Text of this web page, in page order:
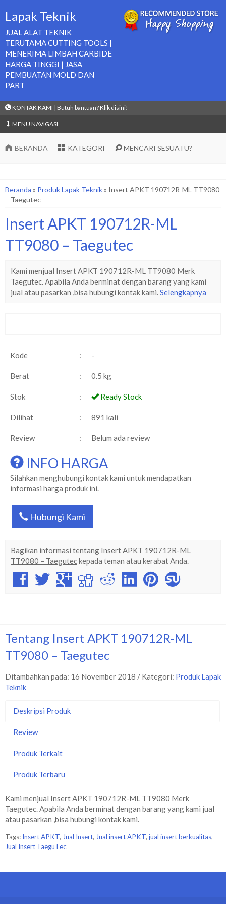
Lapak Teknik
JUAL ALAT TEKNIK
TERUTAMA CUTTING TOOLS |
MENERIMA LIMBAH CARBIDE
HARGA TINGGI | JASA
PEMBUATAN MOLD DAN
PART
KONTAK KAMI | Butuh bantuan? Klik disini!
MENU NAVIGASI
BERANDA KATEGORI MENCARI SESUATU?
Beranda » Produk Lapak Teknik» Insert APKT 190712R-ML TT9080
– Taegutec
Insert APKT 190712R-ML
TT9080 – Taegutec
Kami menjual Insert APKT 190712R-ML TT9080 Merk
Taegutec. Apabila Anda berminat dengan barang yang kami
jual atau pasarkan ,bisa hubungi kontak kami.Selengkapnya
Kode : -
Berat : 0.5 kg
Stok : Ready Stock
Dilihat : 891 kali
Review : Belum ada review
INFO HARGA
Silahkan menghubungi kontak kami untuk mendapatkan
informasi harga produk ini.
Hubungi Kami
Bagikan informasi tentang Insert APKT 190712R-ML
TT9080 – Taeguteckepada teman atau kerabat Anda.
Tentang Insert APKT 190712R-ML
TT9080 – Taegutec
Ditambahkan pada: 16 November 2018 / Kategori: Produk Lapak
Teknik
Deskripsi Produk
Review
Produk Terkait
Produk Terbaru
Kami menjual Insert APKT 190712R-ML TT9080 Merk
Taegutec. Apabila Anda berminat dengan barang yang kami jual
atau pasarkan ,bisa hubungi kontak kami.
Tags: Insert APKT, Jual Insert, Jual insert APKT, jual insert berkualitas,
Jual Insert TaeguTec